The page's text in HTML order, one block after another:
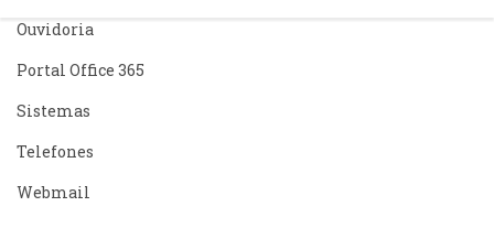
Ouvidoria
Portal Office 365
Sistemas
Telefones
Webmail